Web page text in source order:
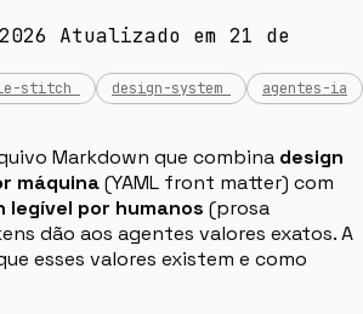
Atualizado em 21 de
stitch design-system
agentes-ia
Markdown que combina design
máquina(YAML front matter) com
legível por humanos (prosa
dão aos agentes valores exatos. A
esses valores existem e como